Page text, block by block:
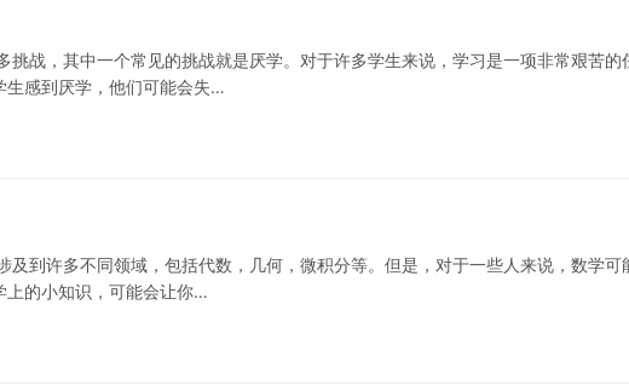
挑战，其中一个常见的挑战就是厌学。对于许多学生来说，学习是一项非常艰苦的
生感到厌学，他们可能会失…
及到许多不同领域，包括代数，几何，微积分等。但是，对于一些人来说，数学可
上的小知识，可能会让你…